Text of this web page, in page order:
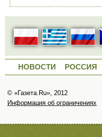
НОВОСТИ РОССИЯ
© «Газета.Ru», 2012
Информация об ограничениях